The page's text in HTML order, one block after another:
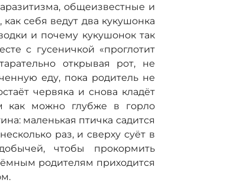
общеизвестные и
себя ведут два кукушонка
и почему кукушонок так
с гусеничкой «проглотит
открывая рот, не
еду, пока родитель не
червяка и снова кладёт
как можно глубже в горло
маленькая птичка садится
раз, и сверху суёт в
чтобы прокормить
родителям приходится